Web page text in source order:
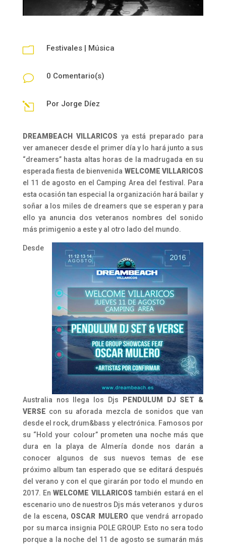
m Festivales| Música
v 0 Comentario(s)
l Por Jorge Díez
DREAMBEACH VILLARICOS ya está preparado para
ver amanecer desde el primer día y lo hará junto a sus
“dreamers” hasta altas horas de la madrugada en su
esperada fiesta de bienvenida WELCOME VILLARICOS
el 11 de agosto en el Camping Area del festival. Para
esta ocasión tan especial la organización hará bailar y
soñar a los miles de dreamers que se esperan y para
ello ya anuncia dos veteranos nombres del sonido
más primigenio a este y al otro lado del mundo.
Desde
Australia nos llega los Djs
PENDULUM DJ SET &
VERSE con su aforada mezcla de sonidos que van
desde el rock, drum&bass y electrónica. Famosos por
su “Hold your colour” prometen una noche más que
dura en la playa de Almería donde nos darán a
conocer algunos de sus nuevos temas de ese
próximo album tan esperado que se editará después
del verano y con el que girarán por todo el mundo en
2017. EnWELCOME VILLARICOS también estará en el
escenario uno de nuestros Djs más veteranos y duros
de la escena, OSCAR MULEROque vendrá arropado
por su marca insignia POLE GROUP. Esto no sera todo
porque a la noche del 11 de agosto se sumarán más